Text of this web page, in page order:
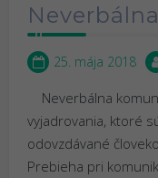
25. mája 2018
Neverbálna
vyjadrovania, ktoré
odovzdávané
Prebieha pri